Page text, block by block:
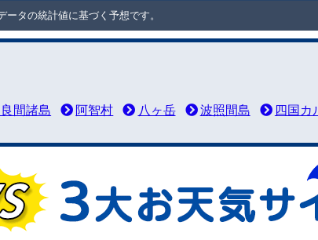
タの統計値に基づく予想です。
間諸島 阿智村 八ヶ岳 波照間島 四国カ